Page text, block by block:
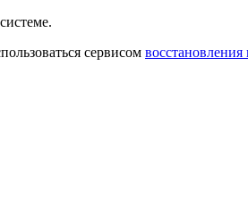
сервисом восстановления